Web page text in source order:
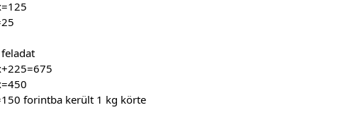
forintba került 1 kg körte